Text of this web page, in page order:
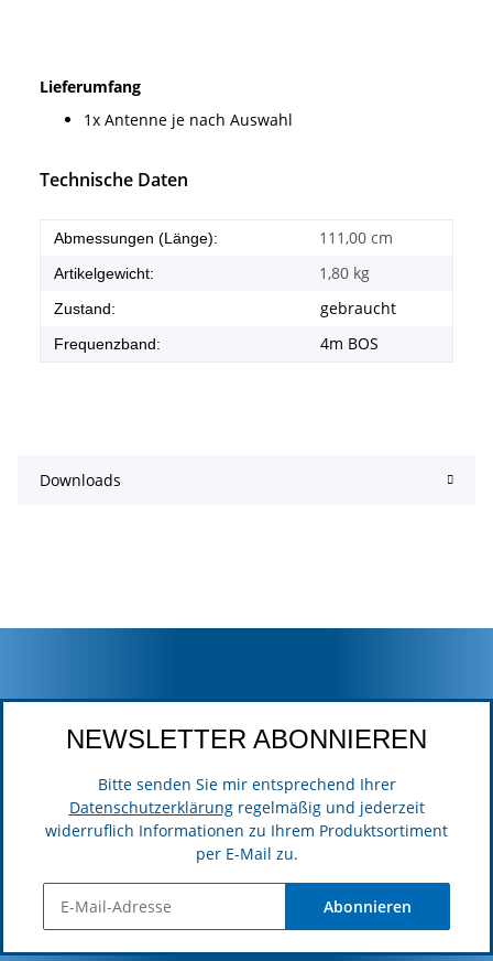
Lieferumfang
1x Antenne je nach Auswahl
Technische Daten
Abmessungen (Länge): 111,00 cm
Artikelgewicht: 1,80 kg
Zustand: gebraucht
Frequenzband: 4m BOS
Downloads
NEWSLETTER ABONNIEREN
Bitte senden Sie mir entsprechend Ihrer
Datenschutzerklärungregelmäßig und jederzeit
widerruflich Informationen zu Ihrem Produktsortiment
per E-Mail zu.
Abonnieren